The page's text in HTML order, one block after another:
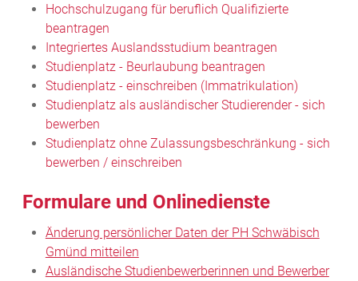
Hochschulzugang für beruflich Qualifizierte
beantragen
Integriertes Auslandsstudium beantragen
Studienplatz - Beurlaubung beantragen
Studienplatz - einschreiben (Immatrikulation)
Studienplatz als ausländischer Studierender - sich
bewerben
Studienplatz ohne Zulassungsbeschränkung - sich
bewerben / einschreiben
Formulare und Onlinedienste
Änderung persönlicher Daten der PH Schwäbisch
Gmünd mitteilen
Ausländische Studienbewerberinnen und Bewerber